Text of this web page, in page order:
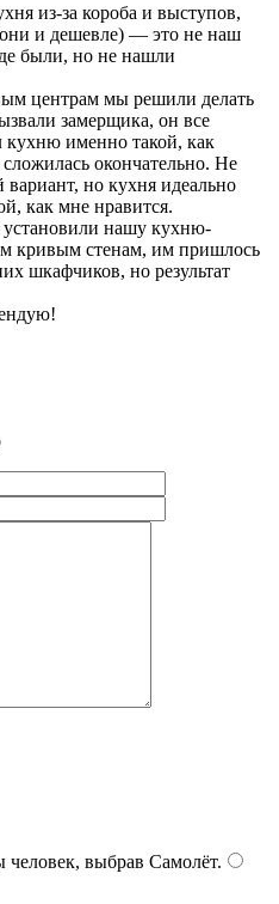
из-за короба и выступов,
и дешевле) — это не наш
были, но не нашли
центрам мы решили делать
замерщика, он все
кухню именно такой, как
окончательно. Не
но кухня идеально
как мне нравится.
нашу кухню-
кривым стенам, им пришлось
шкафчиков, но результат
человек, выбрав Самолёт.